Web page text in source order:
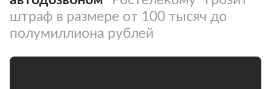
штраф в размере от 100 тысяч до
полумиллиона рублей